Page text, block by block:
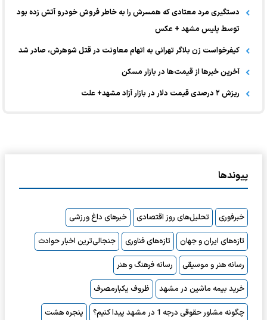
دستگیری مرد معتادی که همسرش را به خاطر فروش خودرو آتش زده بود
توسط پلیس مشهد + عکس
کیفرخواست زن بلاگر تهرانی به اتهام معاونت در قتل شوهرش، صادر شد
آخرین خبر‌ها از قیمت‌ها در بازار مسکن
ریزش ۲ درصدی قیمت دلار در بازار آزاد مشهد+ علت
پیوندها
خبرفوری تحلیل‌های روز اقتصادی
خبرهای داغ ورزشی
تازه‌های ایران و جهان
تازه‌های فناوری
جنجالی‌ترین اخبار حوادث
رسانه هنر و موسیقی
رسانه فرهنگ و هنر
خرید بیمه ماشین در مشهد
ظروف یکبارمصرف
چگونه مشاور حقوقی درجه 1 در مشهد پیدا کنیم؟
پنجره هشت